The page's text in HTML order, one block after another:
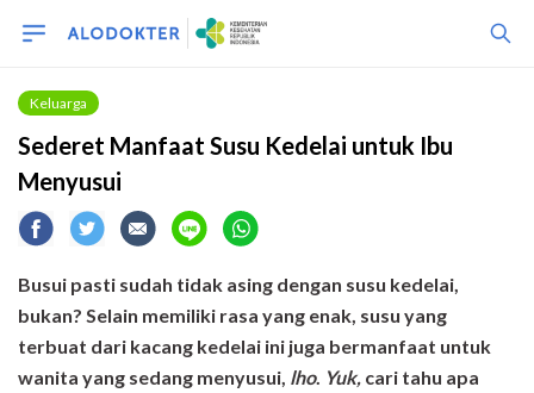
Keluarga
Sederet Manfaat Susu Kedelai untuk Ibu
Menyusui
Busui pasti sudah tidak asing dengan susu kedelai,
bukan? Selain memiliki rasa yang enak, susu yang
terbuat dari kacang kedelai ini juga bermanfaat untuk
wanita yang sedang menyusui, lho. Yuk, cari tahu apa